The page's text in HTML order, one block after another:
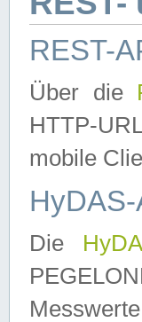
REST-
Über die
HTTP-
mobile
HyDAS-
Die